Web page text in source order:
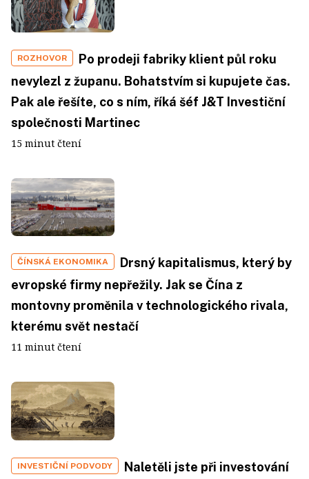
ROZHOVOR
Po prodeji fabriky klient půl roku
nevylezl z županu. Bohatstvím si kupujete čas.
Pak ale řešíte, co s ním, říká šéf J&T Investiční
společnosti Martinec
15 minut čtení
ČÍNSKÁ EKONOMIKA
Drsný kapitalismus, který by
evropské firmy nepřežily. Jak se Čína z
montovny proměnila v technologického rivala,
kterému svět nestačí
11 minut čtení
INVESTIČNÍ PODVODY
Naletěli jste při investování